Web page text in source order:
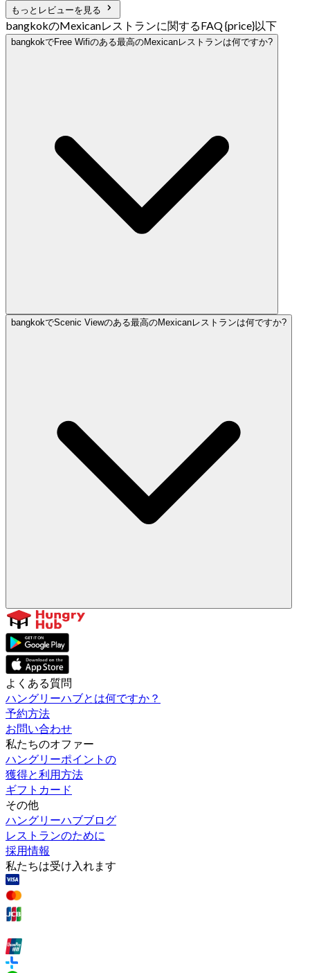
もっとレビューを見る
bangkokのMexicanレストランに関するFAQ {price}以下
bangkokでFree Wifiのある最高のMexicanレストランは何ですか?
bangkokでScenic Viewのある最高のMexicanレストランは何ですか?
よくある質問
ハングリーハブとは何ですか？
予約方法
お問い合わせ
私たちのオファー
ハングリーポイントの
獲得と利用方法
ギフトカード
その他
ハングリーハブブログ
レストランのために
採用情報
私たちは受け入れます